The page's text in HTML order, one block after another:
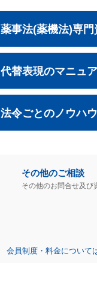
薬事法(薬機法)専
代替表現のマニュ
法令ごとのノウハ
その他のご相談
その他のお問合せ及び
会員制度・料金について